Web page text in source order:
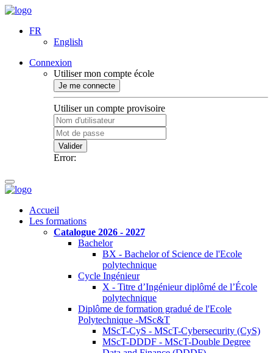
FR
English
Connexion
Utiliser mon compte école
Je me connecte
Utiliser un compte provisoire
Valider
Error:
Accueil
Les formations
Catalogue 2026 - 2027
Bachelor
BX - Bachelor of Science de l'Ecole
polytechnique
Cycle Ingénieur
X - Titre d’Ingénieur diplômé de l’École
polytechnique
Diplôme de formation gradué de l'Ecole
Polytechnique -MSc&T
MScT-CyS - MScT-Cybersecurity (CyS)
MScT-DDDF - MScT-Double Degree